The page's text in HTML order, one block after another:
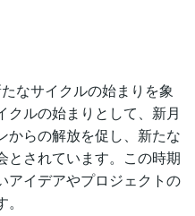
なサイクルの始まりを象
クルの始まりとして、新月
からの解放を促し、新たな
とされています。この時期
アイデアやプロジェクトの